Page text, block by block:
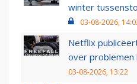
winter
03-08-2026,
Netflix
over problemen
03-08-2026, 13:22